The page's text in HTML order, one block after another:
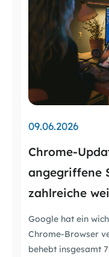
09.06.2026
Chrome-
angegriffene
zahlreiche
Google hat ein
Chrome-Browser
behebt insgesamt